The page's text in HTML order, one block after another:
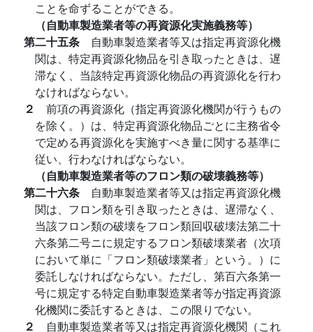
ことを命ずることができる。
（自動車製造業者等の再資源化実施義務等）
第二十五条 自動車製造業者等又は指定再資源化機
関は、特定再資源化物品を引き取ったときは、遅
滞なく、当該特定再資源化物品の再資源化を行わ
なければならない。
２ 前項の再資源化（指定再資源化機関が行うもの
を除く。）は、特定再資源化物品ごとに主務省令
で定める再資源化を実施すべき量に関する基準に
従い、行わなければならない。
（自動車製造業者等のフロン類の破壊義務等）
第二十六条 自動車製造業者等又は指定再資源化機
関は、フロン類を引き取ったときは、遅滞なく、
当該フロン類の破壊をフロン類回収破壊法第二十
六条第二号ニに規定するフロン類破壊業者（次項
において単に「フロン類破壊業者」という。）に
委託しなければならない。ただし、第百六条第一
号に規定する特定自動車製造業者等が指定再資源
化機関に委託するときは、この限りでない。
２ 自動車製造業者等又は指定再資源化機関（これ